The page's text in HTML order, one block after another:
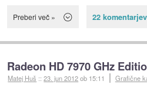
Preberi več » 22 komentarjev
Radeon HD 7970 GHz
Matej Huš ::23. jun 2012ob 15:11 Grafične